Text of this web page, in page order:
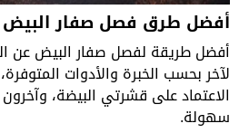
أفضل طرق فصل صفار البيض
أفضل طريقة لفصل صفار البيض
لآخر بحسب الخبرة والأدوات
الاعتماد على قشرتي البيضة،
سهولة.